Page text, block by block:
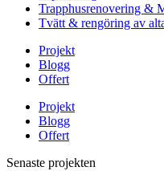
Trapphusrenovering &
Tvätt & rengöring av
Projekt
Blogg
Offert
Projekt
Blogg
Offert
Senaste projekten